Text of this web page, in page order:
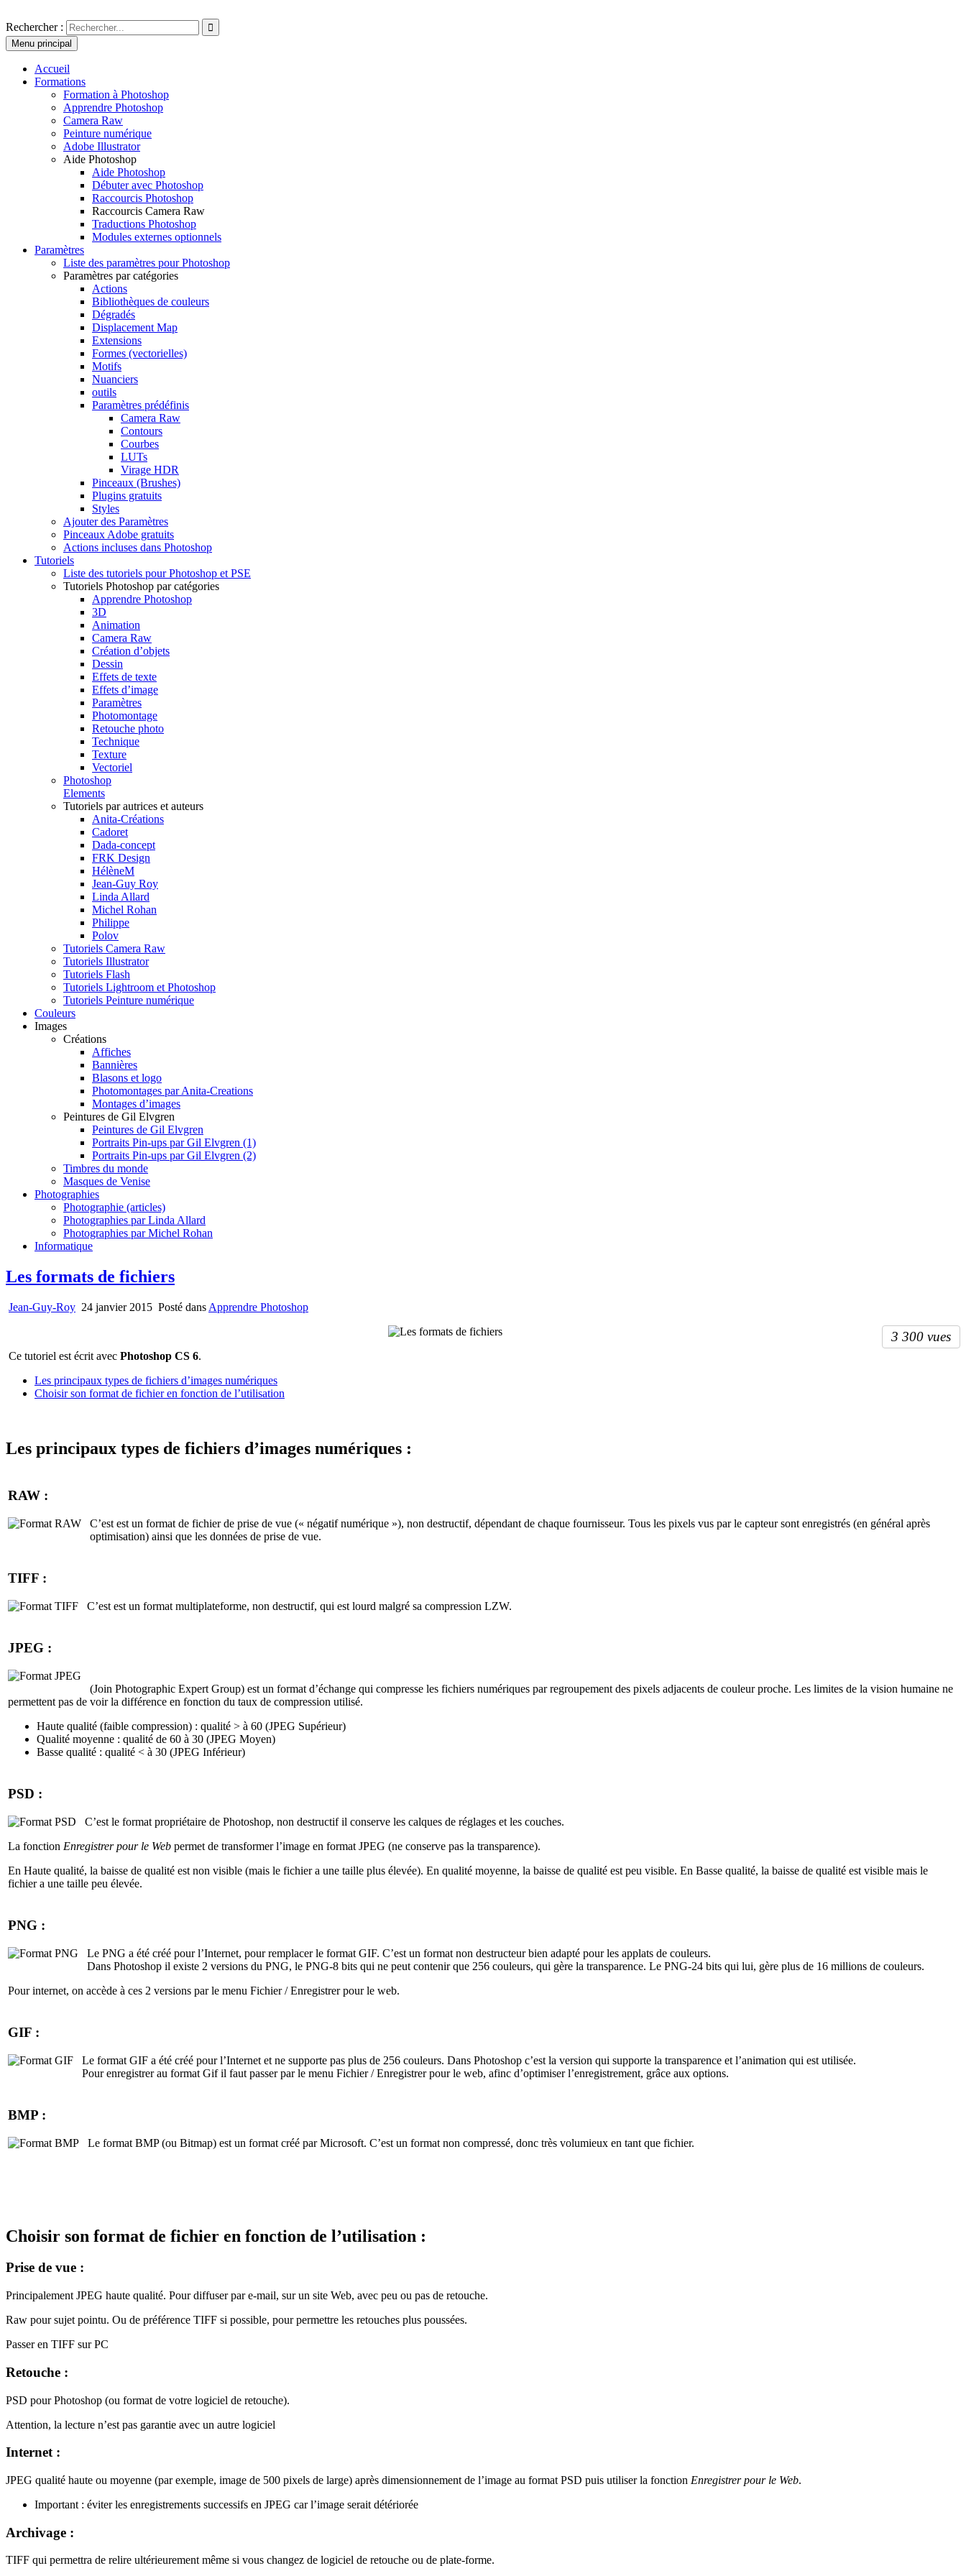
au
contenu
Photoshoplus
paramètres, tutoriels et couleurs pour Photoshop
Rechercher :
Menu principal
Accueil
Formations
Formation à Photoshop
Apprendre Photoshop
Camera Raw
Peinture numérique
Adobe Illustrator
Aide Photoshop
Aide Photoshop
Débuter avec Photoshop
Raccourcis Photoshop
Raccourcis Camera Raw
Traductions Photoshop
Modules externes optionnels
Paramètres
Liste des paramètres pour Photoshop
Paramètres par catégories
Actions
Bibliothèques de couleurs
Dégradés
Displacement Map
Extensions
Formes (vectorielles)
Motifs
Nuanciers
outils
Paramètres prédéfinis
Camera Raw
Contours
Courbes
LUTs
Virage HDR
Pinceaux (Brushes)
Plugins gratuits
Styles
Ajouter des Paramètres
Pinceaux Adobe gratuits
Actions incluses dans Photoshop
Tutoriels
Liste des tutoriels pour Photoshop et PSE
Tutoriels Photoshop par catégories
Apprendre Photoshop
3D
Animation
Camera Raw
Création d’objets
Dessin
Effets de texte
Effets d’image
Paramètres
Photomontage
Retouche photo
Technique
Texture
Vectoriel
Photoshop
Elements
Tutoriels par autrices et auteurs
Anita-Créations
Cadoret
Dada-concept
FRK Design
HélèneM
Jean-Guy Roy
Linda Allard
Michel Rohan
Philippe
Polov
Tutoriels Camera Raw
Tutoriels Illustrator
Tutoriels Flash
Tutoriels Lightroom et Photoshop
Tutoriels Peinture numérique
Couleurs
Images
Créations
Affiches
Bannières
Blasons et logo
Photomontages par Anita-Creations
Montages d’images
Peintures de Gil Elvgren
Peintures de Gil Elvgren
Portraits Pin-ups par Gil Elvgren (1)
Portraits Pin-ups par Gil Elvgren (2)
Timbres du monde
Masques de Venise
Photographies
Photographie (articles)
Photographies par Linda Allard
Photographies par Michel Rohan
Informatique
Les formats de fichiers
Jean-Guy-Roy 24 janvier 2015 Posté dans Apprendre Photoshop
3 300 vues
Ce tutoriel est écrit avec Photoshop CS 6.
Les principaux types de fichiers d’images numériques
Choisir son format de fichier en fonction de l’utilisation
Les principaux types de fichiers d’images numériques :
RAW :
C’est est un format de fichier de prise de vue (« négatif numérique »), non destructif, dépendant de chaque fournisseur. Tous les pixels vus par le capteur sont enregistrés (en général après
optimisation) ainsi que les données de prise de vue.
TIFF :
C’est est un format multiplateforme, non destructif, qui est lourd malgré sa compression LZW.
JPEG :
(Join Photographic Expert Group) est un format d’échange qui compresse les fichiers numériques par regroupement des pixels adjacents de couleur proche. Les limites de la vision humaine ne
permettent pas de voir la différence en fonction du taux de compression utilisé.
Haute qualité (faible compression) : qualité > à 60 (JPEG Supérieur)
Qualité moyenne : qualité de 60 à 30 (JPEG Moyen)
Basse qualité : qualité < à 30 (JPEG Inférieur)
PSD :
C’est le format propriétaire de Photoshop, non destructif il conserve les calques de réglages et les couches.
La fonction Enregistrer pour le Web permet de transformer l’image en format JPEG (ne conserve pas la transparence).
En Haute qualité, la baisse de qualité est non visible (mais le fichier a une taille plus élevée). En qualité moyenne, la baisse de qualité est peu visible. En Basse qualité, la baisse de qualité est visible mais le
fichier a une taille peu élevée.
PNG :
Le PNG a été créé pour l’Internet, pour remplacer le format GIF. C’est un format non destructeur bien adapté pour les applats de couleurs.
Dans Photoshop il existe 2 versions du PNG, le PNG-8 bits qui ne peut contenir que 256 couleurs, qui gère la transparence. Le PNG-24 bits qui lui, gère plus de 16 millions de couleurs.
Pour internet, on accède à ces 2 versions par le menu Fichier / Enregistrer pour le web.
GIF :
Le format GIF a été créé pour l’Internet et ne supporte pas plus de 256 couleurs. Dans Photoshop c’est la version qui supporte la transparence et l’animation qui est utilisée.
Pour enregistrer au format Gif il faut passer par le menu Fichier / Enregistrer pour le web, afinc d’optimiser l’enregistrement, grâce aux options.
BMP :
Le format BMP (ou Bitmap) est un format créé par Microsoft. C’est un format non compressé, donc très volumieux en tant que fichier.
Choisir son format de fichier en fonction de l’utilisation :
Prise de vue :
Principalement JPEG haute qualité. Pour diffuser par e-mail, sur un site Web, avec peu ou pas de retouche.
Raw pour sujet pointu. Ou de préférence TIFF si possible, pour permettre les retouches plus poussées.
Passer en TIFF sur PC
Retouche :
PSD pour Photoshop (ou format de votre logiciel de retouche).
Attention, la lecture n’est pas garantie avec un autre logiciel
Internet :
JPEG qualité haute ou moyenne (par exemple, image de 500 pixels de large) après dimensionnement de l’image au format PSD puis utiliser la fonction Enregistrer pour le Web.
Important : éviter les enregistrements successifs en JPEG car l’image serait détériorée
Archivage :
TIFF qui permettra de relire ultérieurement même si vous changez de logiciel de retouche ou de plate-forme.